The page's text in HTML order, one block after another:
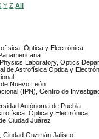
Y Z All
Óptica y Electrónica
Laboratory, Optics
de Astrofísica Óptica y
de Nuevo León
(IPN), Centro de
Autónoma de Puebla
Óptica y Electrónica
Ciudad Juárez
Ciudad Guzmán Jalisco